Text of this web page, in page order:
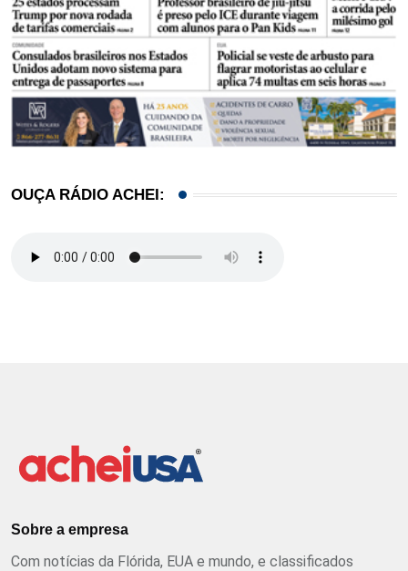
OUÇA RÁDIO ACHEI:
Sobre a empresa
Com notícias da Flórida, EUA e mundo, e classificados